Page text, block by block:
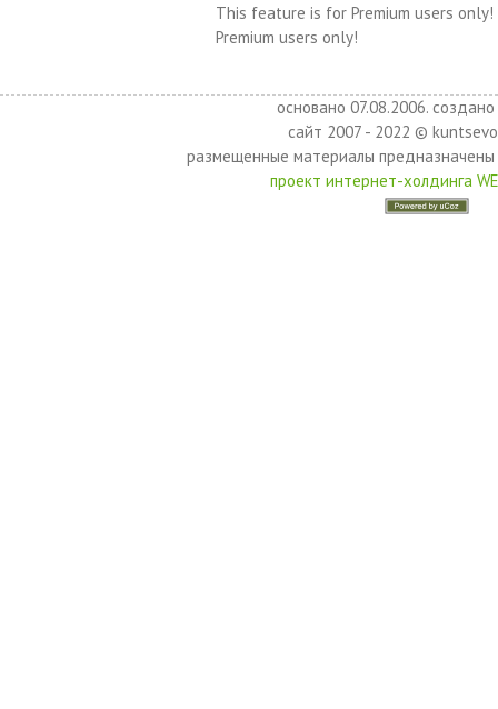
This feature is for Premium users only!
Premium users only!
основано 07.08.2006.
сайт 2007 - 2022 ©
размещенные материалы
проект интернет-холдинга